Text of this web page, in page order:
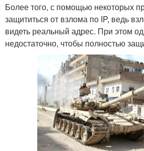
Более того, с помощью некоторых
защититься от взлома по IP, ведь
видеть реальный адрес. При этом
недостаточно, чтобы полностью